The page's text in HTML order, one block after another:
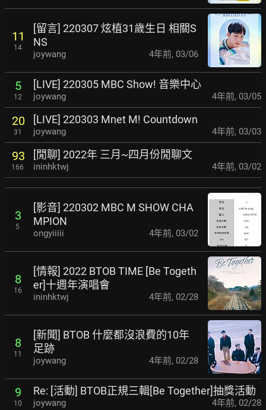
11
14
[留言] 220307 炫植31歲生日 相關S
NS
joywang 4年前, 03/06
5
12
[LIVE] 220305 MBC Show! 音樂中心
joywang 4年前, 03/05
20
31
[LIVE] 220303 Mnet M! Countdown
joywang 4年前, 03/03
93
166
[閒聊] 2022年 三月~四月份閒聊文
ininhktwj 4年前, 03/02
3
5
[影音] 220302 MBC M SHOW CHA
MPION
ongyiiiii 4年前, 03/02
8
16
[情報] 2022 BTOB TIME [Be Togeth
er]十週年演唱會
ininhktwj 4年前, 02/28
8
11
[新聞] BTOB 什麼都沒浪費的10年
足跡
joywang 4年前, 02/28
9
10
Re: [活動] BTOB正規三輯[Be Together]抽獎活動
joywang 4年前, 02/28